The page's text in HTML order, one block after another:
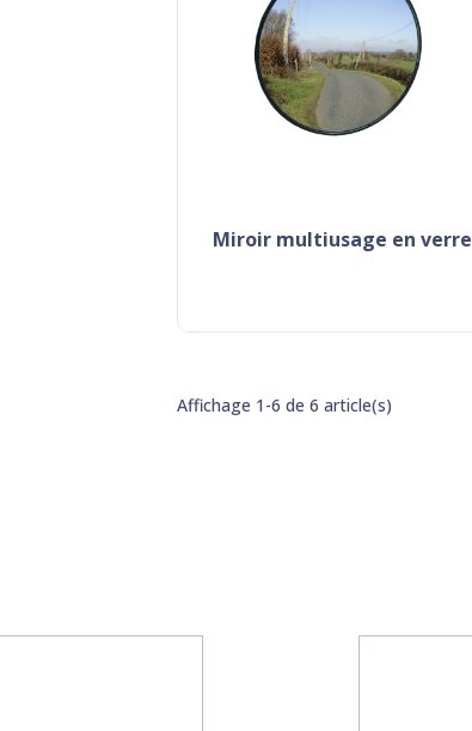
miroir multiusage en verre
Affichage 1-6 de 6 article(s)